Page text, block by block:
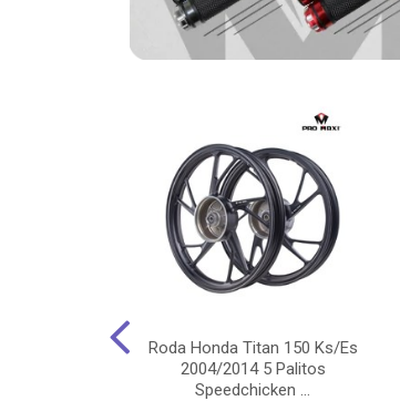
Roda Honda Titan 150 Ks/Es
2004/2014 5 Palitos
Speedchicken ...